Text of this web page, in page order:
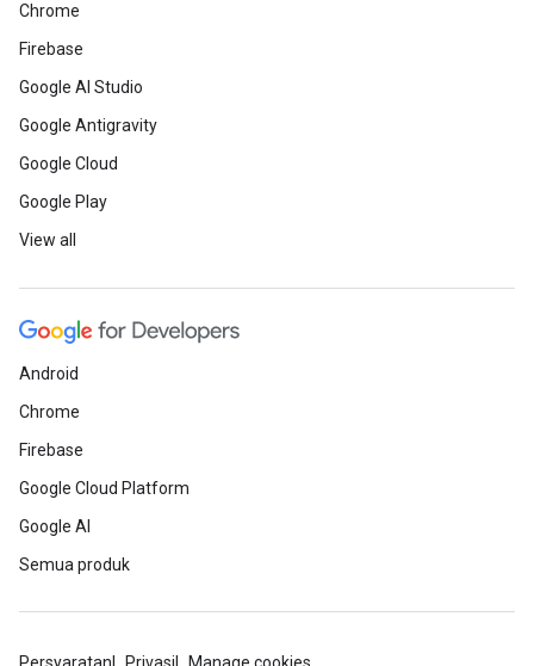
Chrome
Firebase
Google AI Studio
Google Antigravity
Google Cloud
Google Play
View all
Android
Chrome
Firebase
Google Cloud Platform
Google AI
Semua produk